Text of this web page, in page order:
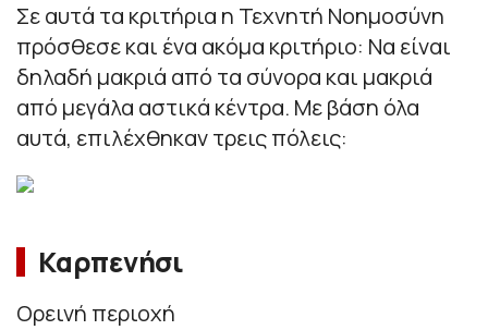
Σε αυτά τα κριτήρια η Τεχνητή Νοημοσύνη
πρόσθεσε και ένα ακόμα κριτήριο: Να είναι
δηλαδή μακριά από τα σύνορα και μακριά
από μεγάλα αστικά κέντρα. Με βάση όλα
αυτά, επιλέχθηκαν τρεις πόλεις:
Καρπενήσι
Ορεινή περιοχή